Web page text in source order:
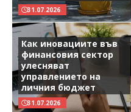
31.07.2026
Как иновациите във
финансовия сектор
улесняват
управлението на
личния бюджет
31.07.2026